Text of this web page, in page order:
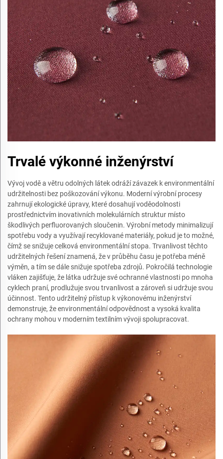
Trvalé výkonné inženýrství
Vývoj vodě a větru odolných látek odráží závazek k environmentální
udržitelnosti bez poškozování výkonu. Moderní výrobní procesy
zahrnují ekologické úpravy, které dosahují voděodolnosti
prostřednictvím inovativních molekulárních struktur místo
škodlivých perfluorovaných sloučenin. Výrobní metody minimalizují
spotřebu vody a využívají recyklované materiály, pokud je to možné,
čímž se snižuje celková environmentální stopa. Trvanlivost těchto
udržitelných řešení znamená, že v průběhu času je potřeba méně
výměn, a tím se dále snižuje spotřeba zdrojů. Pokročilá technologie
vláken zajišťuje, že látka udržuje své ochranné vlastnosti po mnoha
cyklech praní, prodlužuje svou trvanlivost a zároveň si udržuje svou
účinnost. Tento udržitelný přístup k výkonovému inženýrství
demonstruje, že environmentální odpovědnost a vysoká kvalita
ochrany mohou v moderním textilním vývoji spolupracovat.